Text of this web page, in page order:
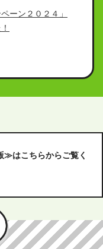
ーン２０２４」
≫はこちらからご覧く